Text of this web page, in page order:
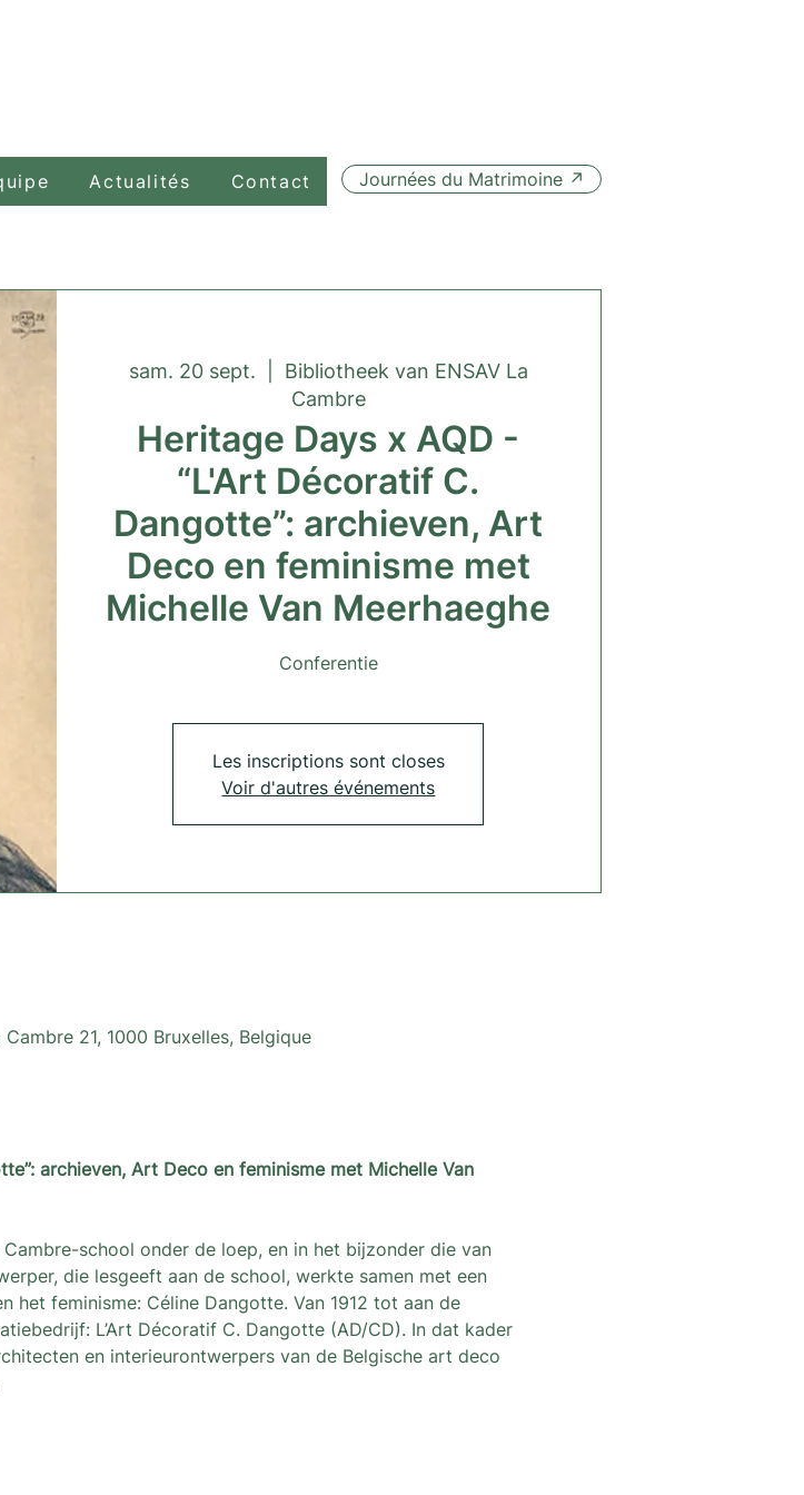
Actualités Contact Journées du Matrimoine ↗
sam. 20 sept.
Bibliotheek van ENSAV La
Cambre
Heritage Days x AQD -
“L'Art Décoratif C.
Dangotte”: archieven, Art
Deco en feminisme met
Michelle Van Meerhaeghe
Conferentie
Les inscriptions sont closes
Voir d'autres événements
21, 1000 Bruxelles, Belgique
archieven, Art Deco en feminisme met Michelle Van
school onder de loep, en in het bijzonder die van
die lesgeeft aan de school, werkte samen met een
het feminisme: Céline Dangotte. Van 1912 tot aan de
L’Art Décoratif C. Dangotte (AD/CD). In dat kader
en interieurontwerpers van de Belgische art deco